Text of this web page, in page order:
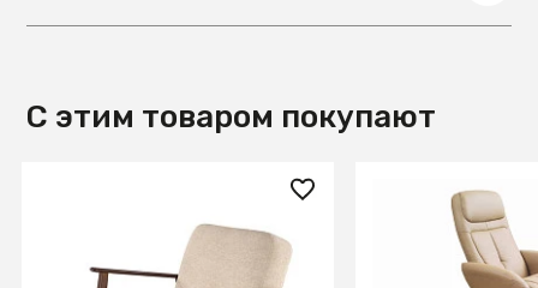
С этим товаром покупают
Кресло HALMAR MILANO 1S
49 810 ₽
Кресло